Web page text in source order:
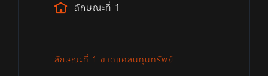
ลักษณะที่ 1
ลักษณะที่ 1 ขาดแคลนทุนทรัพย์